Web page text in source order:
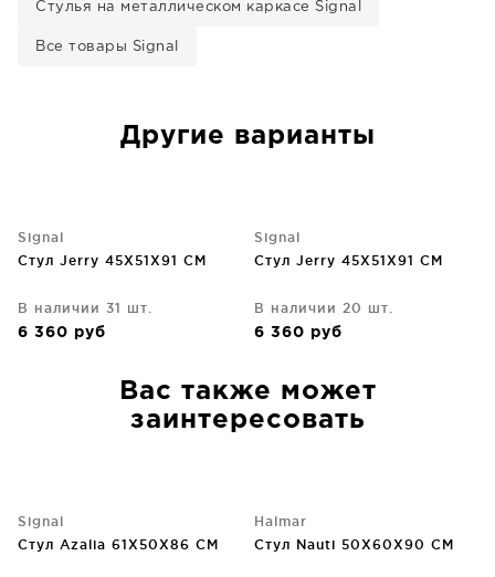
Стулья на металлическом каркасе Signal
Все товары Signal
Другие варианты
Signal
Стул Jerry 45X51X91 CM
В наличии 31 шт.
6 360 руб
Signal
Стул Jerry 45X51X91 CM
В наличии 20 шт.
6 360 руб
Вас также может
заинтересовать
Signal
Стул Azalia 61X50X86 CM
Halmar
Стул Nauti 50X60X90 CM